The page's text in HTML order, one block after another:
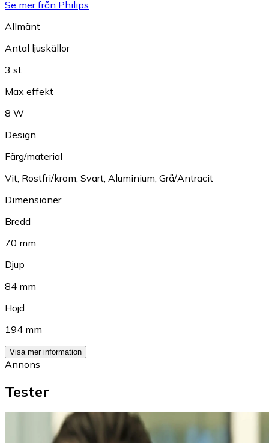
Se mer från Philips
Allmänt
Antal ljuskällor
3 st
Max effekt
8 W
Design
Färg/material
Vit Rostfri/krom Svart Aluminium Grå/Antracit
Dimensioner
Bredd
70 mm
Djup
84 mm
Höjd
194 mm
Visa mer information
Annons
Tester